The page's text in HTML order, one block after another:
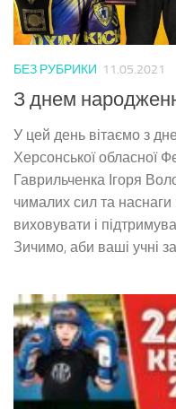
БЕЗ РУБРИКИ 11.05.2021
З днем
У цей день вітаємо з
Херсонської обласної
Гаврильченка Ігоря
чималих сил та
виховувати і
Зичимо, аби ваші учні